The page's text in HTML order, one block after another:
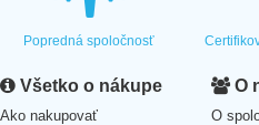
Popredná spoločnosť
Všetko o nákupe
Ako nakupovať
O
O